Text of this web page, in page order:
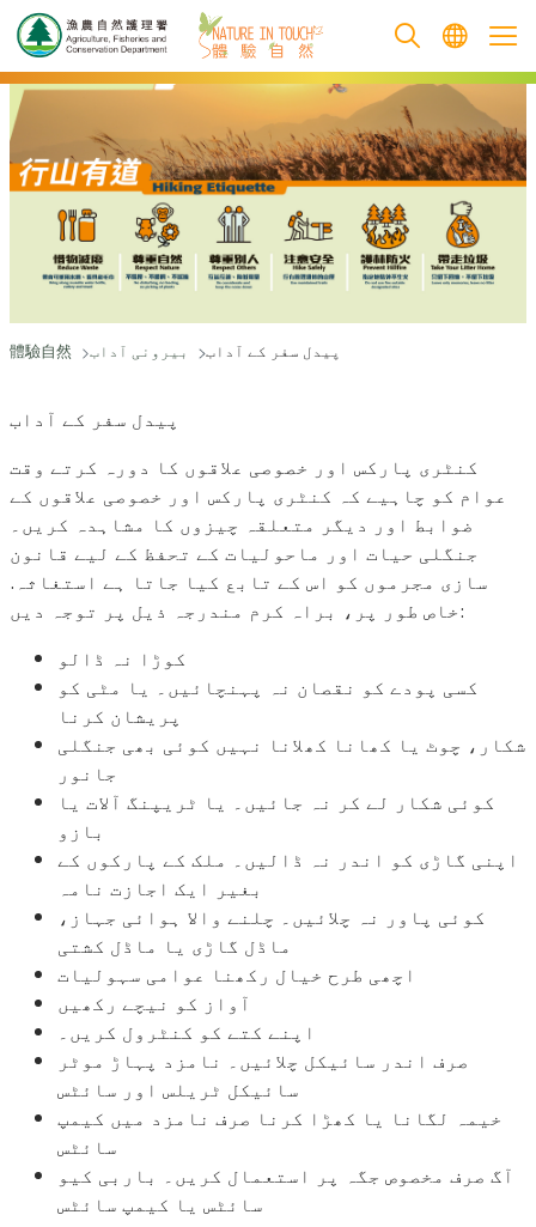
跳至主要內容
體驗自然 بیرونی آداب پیدل سفر کے آداب
پیدل سفر کے آداب
کنٹری پارکس اور خصوصی علاقوں کا دورہ کرتے وقت
عوام کو چاہیے کہ کنٹری پارکس اور خصوصی علاقوں کے
ضوابط اور دیگر متعلقہ چیزوں کا مشاہدہ کریں۔
جنگلی حیات اور ماحولیات کے تحفظ کے لیے قانون
سازی مجرموں کو اس کے تابع کیا جاتا ہے استغاثہ.
خاص طور پر، براہ کرم مندرجہ ذیل پر توجہ دیں:
کوڑا نہ ڈالو
کسی پودے کو نقصان نہ پہنچائیں۔ یا مٹی کو
پریشان کرنا
شکار، چوٹ یا کھانا کھلانا نہیں کوئی بھی جنگلی
جانور
کوئی شکار لے کر نہ جائیں۔ یا ٹریپنگ آلات یا
بازو
اپنی گاڑی کو اندر نہ ڈالیں۔ ملک کے پارکوں کے
بغیر ایک اجازت نامہ
کوئی پاور نہ چلائیں۔ چلنے والا ہوائی جہاز،
ماڈل گاڑی یا ماڈل کشتی
اچھی طرح خیال رکھنا عوامی سہولیات
آواز کو نیچے رکھیں
اپنے کتے کو کنٹرول کریں۔
صرف اندر سائیکل چلائیں۔ نامزد پہاڑ موٹر
سائیکل ٹریلس اور سائٹس
خیمہ لگانا یا کھڑا کرنا صرف نامزد میں کیمپ
سائٹس
آگ صرف مخصوص جگہ پر استعمال کریں۔ باربی کیو
سائٹس یا کیمپ سائٹس